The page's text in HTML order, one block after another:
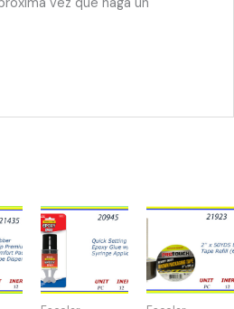
20945
-2011
EPOXY
GLUE
quantity
21923
TAPE
BROWN
50YD